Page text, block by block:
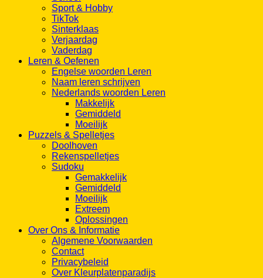
Sport & Hobby
TikTok
Sinterklaas
Verjaardag
Vaderdag
Leren & Oefenen
Engelse woorden Leren
Naam leren schrijven
Nederlands woorden Leren
Makkelijk
Gemiddeld
Moeilijk
Puzzels & Spelletjes
Doolhoven
Rekenspelletjes
Sudoku
Gemakkelijk
Gemiddeld
Moeilijk
Extreem
Oplossingen
Over Ons & Informatie
Algemene Voorwaarden
Contact
Privacybeleid
Over Kleurplatenparadijs